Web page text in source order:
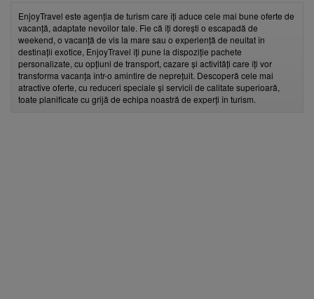
EnjoyTravel este agenția de turism care îți aduce cele mai bune oferte de
vacanță, adaptate nevoilor tale. Fie că îți dorești o escapadă de
weekend, o vacanță de vis la mare sau o experiență de neuitat în
destinații exotice, EnjoyTravel îți pune la dispoziție pachete
personalizate, cu opțiuni de transport, cazare și activități care îți vor
transforma vacanța într-o amintire de neprețuit. Descoperă cele mai
atractive oferte, cu reduceri speciale și servicii de calitate superioară,
toate planificate cu grijă de echipa noastră de experți în turism.